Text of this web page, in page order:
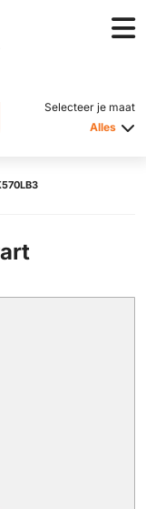
Selecteer je maat
Alles